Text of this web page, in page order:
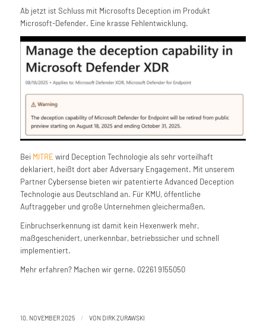
Ab jetzt ist Schluss mit Microsofts Deception im Produkt
Microsoft-Defender. Eine krasse Fehlentwicklung.
Bei MITRE wird Deception Technologie als sehr vorteilhaft
deklariert, heißt dort aber Adversary Engagement. Mit unserem
Partner Cybersense bieten wir patentierte Advanced Deception
Technologie aus Deutschland an. Für KMU, öffentliche
Auftraggeber und große Unternehmen gleichermaßen.
Einbruchserkennung ist damit kein Hexenwerk mehr,
maßgeschenidert, unerkennbar, betriebssicher und schnell
implementiert.
Mehr erfahren? Machen wir gerne. 02261 9155050
10. NOVEMBER 2025 / VON DIRK ZURAWSKI